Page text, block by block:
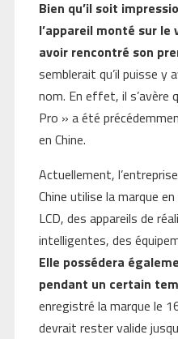
Bien qu’il soit
l’appareil monté sur
avoir rencontré son
semblerait qu’il puisse y
nom. En effet, il s’avère
Pro » a été
en Chine.
Actuellement,
Chine utilise la marque
LCD, des appareils de
intelligentes, des
Elle possédera
pendant un certain
enregistré la marque le
devrait rester valide